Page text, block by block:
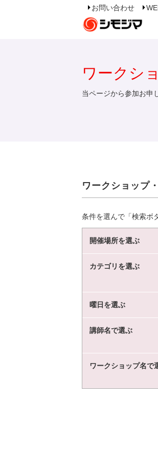
お問い合わせ
ワークシ
当ページから参加お申
ワークショップ
条件を選んで「検索ボ
開催場所を選ぶ
カテゴリを選ぶ
曜日を選ぶ
講師名で選ぶ
ワークショップ名で